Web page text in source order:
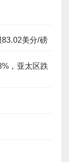
美分/磅
，亚太区跌